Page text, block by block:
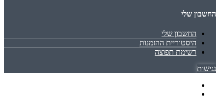
החשבון שלי
החשבון שלי
היסטוריית ההזמנות
רשימת תפוצה
נגישות